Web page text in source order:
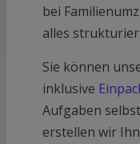
bei
alles
Sie können
inklusive
Aufgaben
erstellen wir